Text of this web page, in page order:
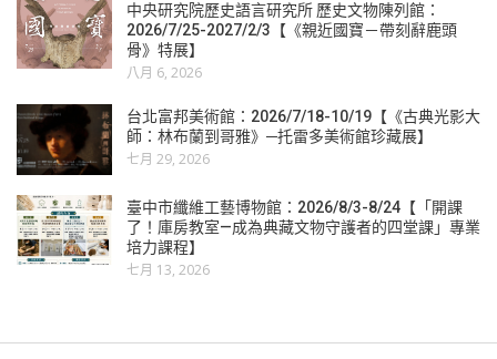
中央研究院歷史語言研究所 歷史文物陳列館：
2026/7/25-2027/2/3【《親近國寶－帶刻辭鹿頭
骨》特展】
八月 6, 2026
台北富邦美術館：2026/7/18-10/19【《古典光影大
師：林布蘭到哥雅》─托雷多美術館珍藏展】
七月 29, 2026
臺中市纖維工藝博物館：2026/8/3-8/24【「開課
了！庫房教室—成為典藏文物守護者的四堂課」專業
培力課程】
七月 13, 2026